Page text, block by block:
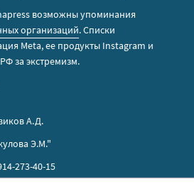
возможны упоминания
организаций. Списки
Metа, ее продукты Instagram и
за экстремизм.
А.Д.
Э.М."
273-40-15